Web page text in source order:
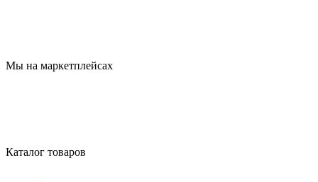
Мы на маркетплейсах
Каталог товаров